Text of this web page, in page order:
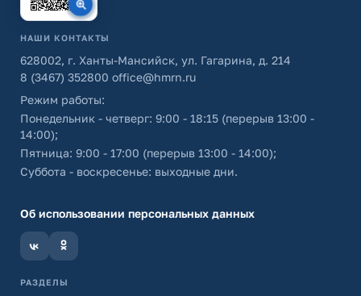
НАШИ КОНТАКТЫ
628002, г. Ханты-Мансийск, ул. Гагарина, д. 214
8 (3467) 352800 office@hmrn.ru
Режим работы:
Понедельник - четверг: 9:00 - 18:15 (перерыв 13:00 -
14:00);
Пятница: 9:00 - 17:00 (перерыв 13:00 - 14:00);
Суббота - воскресенье: выходные дни.
Об использовании персональных данных
РАЗДЕЛЫ